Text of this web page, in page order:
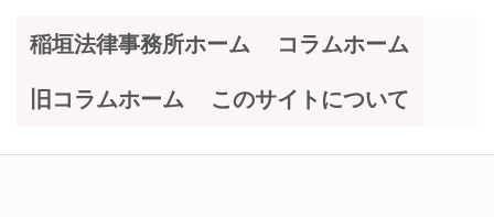
稲垣法律事務所ホーム コラムホーム
旧コラムホーム このサイトについて